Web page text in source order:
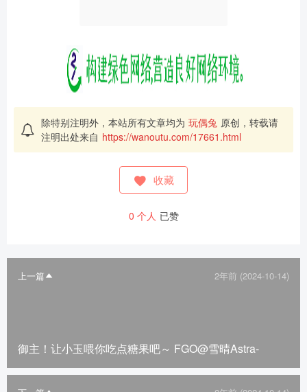
除特别注明外，本站所有文章均为 玩偶兔 原创，转载请
注明出处来自 https://wanoutu.com/17661.html
收藏
0 个人 已赞
上一篇 2年前 (2024-10-14)
御主！让小玉喂你吃点糖果吧～ FGO@雪晴Astra-